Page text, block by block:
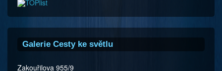
Galerie Cesty ke světlu
Zakouřilova 955/9